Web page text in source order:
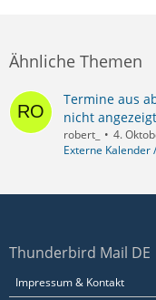
Ähnliche Themen
Termine aus
nicht angezeigt
robert_
4.
Externe
Thunderbird Mail DE
Impressum & Kontakt